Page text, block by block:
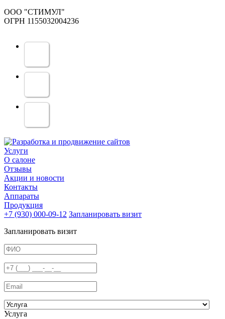
ООО "СТИМУЛ"
ОГРН 1155032004236
Услуги
О салоне
Отзывы
Акции и новости
Контакты
Аппараты
Продукция
+7 (930) 000-09-12 Запланировать визит
Запланировать визит
Услуга